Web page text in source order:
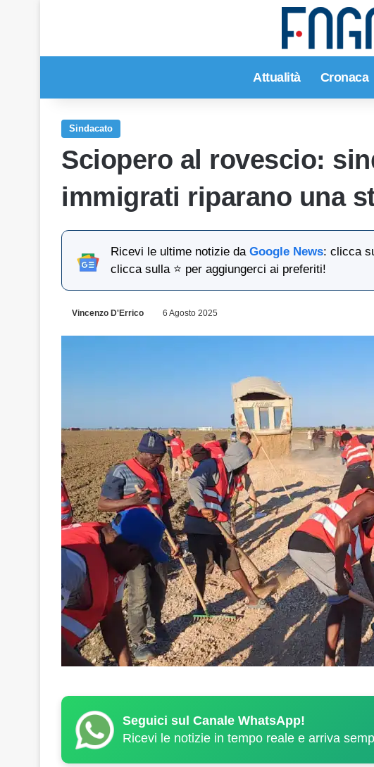
Attualità Cronaca
Sindacato
Sciopero al rovescio:
immigrati riparano una
Ricevi le ultime notizie daGoogle News: clicca
clicca sulla ⭐ per aggiungerci ai preferiti!
Vincenzo D'Errico 6 Agosto 2025
Seguici sul Canale WhatsApp!
Ricevi le notizie in tempo reale e arriva